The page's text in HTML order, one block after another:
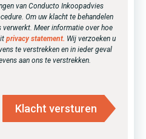
van Conducto Inkoopadvies
Om uw klacht te behandelen
Meer informatie over hoe
privacy statement. Wij verzoeken u
te verstrekken en in ieder geval
aan ons te verstrekken.
Klacht versturen